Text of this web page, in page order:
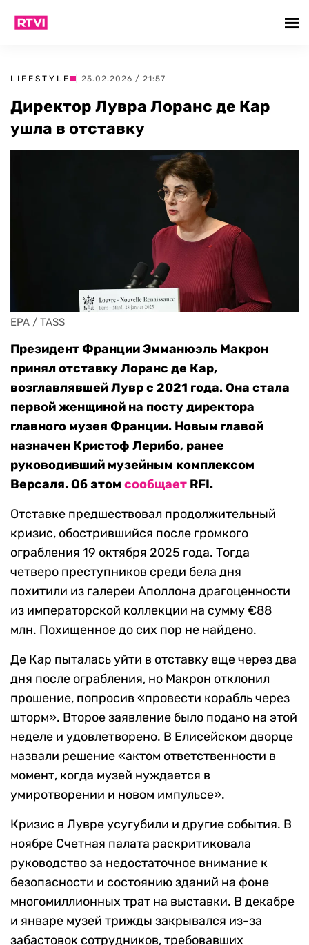
LIFESTYLE | 25.02.2026 / 21:57
Директор Лувра Лоранс де Кар
ушла в отставку
EPA / TASS
Президент Франции Эмманюэль Макрон
принял отставку Лоранс де Кар,
возглавлявшей Лувр с 2021 года. Она стала
первой женщиной на посту директора
главного музея Франции. Новым главой
назначен Кристоф Лерибо, ранее
руководивший музейным комплексом
Версаля. Об этом сообщает RFI.
Отставке предшествовал продолжительный
кризис, обострившийся после громкого
ограбления 19 октября 2025 года. Тогда
четверо преступников среди бела дня
похитили из галереи Аполлона драгоценности
из императорской коллекции на сумму €88
млн. Похищенное до сих пор не найдено.
Де Кар пыталась уйти в отставку еще через два
дня после ограбления, но Макрон отклонил
прошение, попросив «провести корабль через
шторм». Второе заявление было подано на этой
неделе и удовлетворено. В Елисейском дворце
назвали решение «актом ответственности в
момент, когда музей нуждается в
умиротворении и новом импульсе».
Кризис в Лувре усугубили и другие события. В
ноябре Счетная палата раскритиковала
руководство за недостаточное внимание к
безопасности и состоянию зданий на фоне
многомиллионных трат на выставки. В декабре
и январе музей трижды закрывался из-за
забастовок сотрудников, требовавших